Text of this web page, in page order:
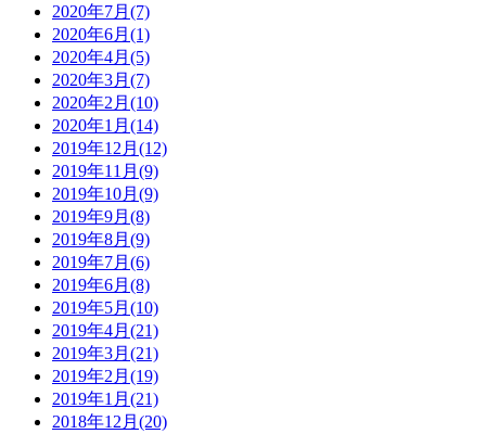
2020年7月(7)
2020年6月(1)
2020年4月(5)
2020年3月(7)
2020年2月(10)
2020年1月(14)
2019年12月(12)
2019年11月(9)
2019年10月(9)
2019年9月(8)
2019年8月(9)
2019年7月(6)
2019年6月(8)
2019年5月(10)
2019年4月(21)
2019年3月(21)
2019年2月(19)
2019年1月(21)
2018年12月(20)